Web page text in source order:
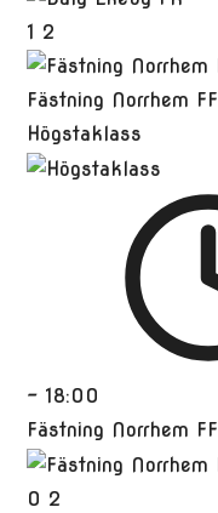
1 2
Fästning Norrhem FF
Högstaklass
- 18:00
Fästning Norrhem FF
0 2